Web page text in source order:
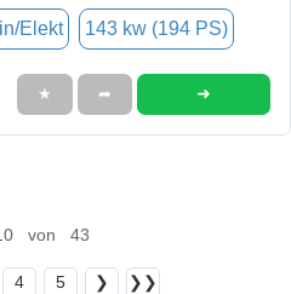
Elekt 143 kw (194 PS)
★ ➦ ➜
von 43
4 5 ❯ ❯❯